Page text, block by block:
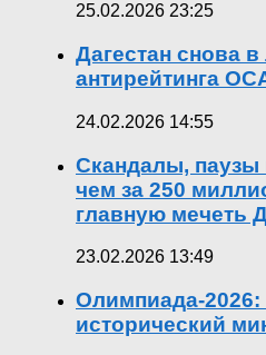
25.02.2026 23:25
Дагестан снова
антирейтинга
24.02.2026 14:55
Скандалы, паузы
чем за 250
главную мечеть
23.02.2026 13:49
Олимпиада-2026:
исторический